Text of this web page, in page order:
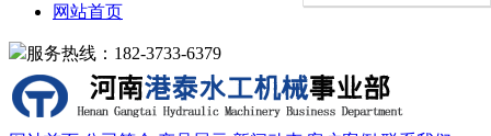
网站首页
服务热线：182-3733-6379